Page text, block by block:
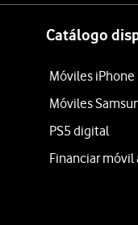
Catálogo
Móviles iPhone
Móviles
PS5 digital
Financiar móvil